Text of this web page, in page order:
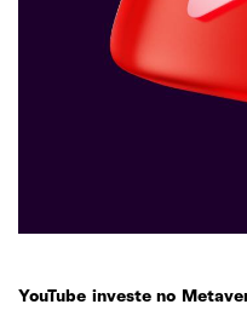
YouTube investe no